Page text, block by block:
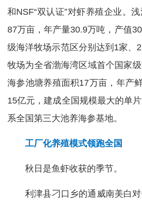
和NSF“双认证”对虾养殖企业。
87万亩，年产量30.9万吨，产值
级海洋牧场示范区分别达到1家、
牧场为全省渤海湾区域首个国家级
海参池塘养殖面积17万亩，年产
15亿元，建成全国规模最大的单
系全国第三大池养海参基地。
工厂化养殖模式领跑全国
秋日是鱼虾收获的季节。
利津县刁口乡的通威南美白